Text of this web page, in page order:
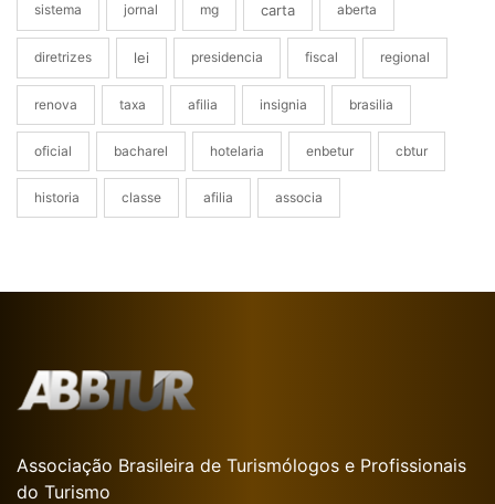
sistema jornal mg carta aberta
diretrizes lei presidencia fiscal regional
renova taxa afilia insignia brasilia
oficial bacharel hotelaria enbetur cbtur
historia classe afilia associa
Associação Brasileira de Turismólogos e Profissionais
do Turismo